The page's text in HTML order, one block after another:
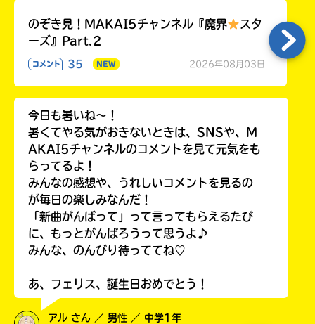
のぞき見！MAKAI5チャンネル『魔界
スタ
ーズ』Part.2
コメント 35 NEW 2026年08月03日
今日も暑いね〜！
暑くてやる気がおきないときは、SNSや、M
AKAI5チャンネルのコメントを見て元気をも
らってるよ！
みんなの感想や、うれしいコメントを見るの
が毎日の楽しみなんだ！
「新曲がんばって」って言ってもらえるたび
に、もっとがんばろうって思うよ♪
みんな、のんびり待っててね♡
あ、フェリス、誕生日おめでとう！
アル さん ／ 男性 ／ 中学1年